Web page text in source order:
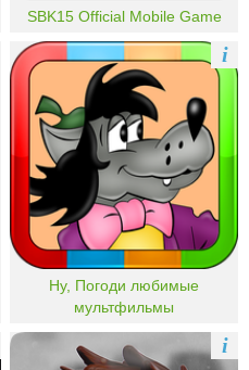
SBK15 Official Mobile Game
Ну, Погоди любимые
мультфильмы
i
i